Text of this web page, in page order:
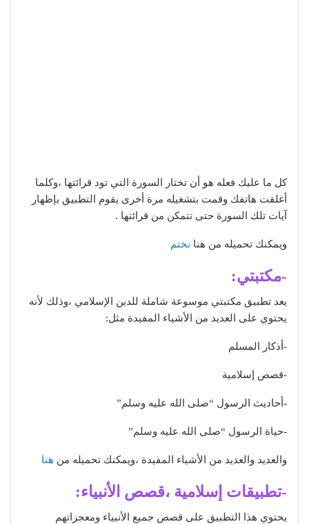
كل ما عليك فعله هو أن تختار السورة التي تود قرائتها ،وكلما
أغلقت هاتفك وقمت بتشغيله مرة أخرى يقوم التطبيق بإظهار
آيات تلك السورة حتى تتمكن من قرائتها .
ويمكنك تحميله من هنا نختم
-مكتبتي:
يعد تطبيق مكتبتي موسوعة شاملة للدين الإسلامي ،وذلك لأنه
يحتوي على العديد من الأشياء المفيدة مثل:
-أذكار المسلم
-قصص إسلامية
-أحاديث الرسول “صلى الله عليه وسلم”
-حياة الرسول “صلى الله عليه وسلم”
والعديد والعديد من الأشياء المفيدة ،ويمكنك تحميله من هنا
-تطبيقات إسلامية ،قصص الأنبياء:
يحتوي هذا التطبيق على قصص جميع الأنبياء ومعجزاتهم